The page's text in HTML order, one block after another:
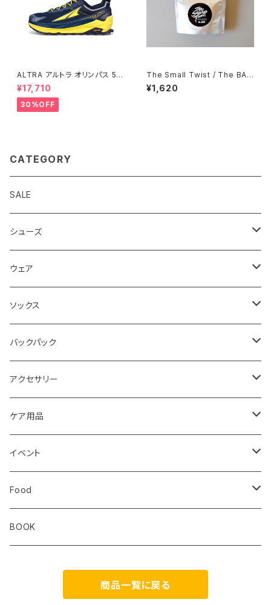
ALTRA アルトラ オリンパス 5
メンズ Navy
¥17,710
30%OFF
The Small Twist / The BAG
- Yatsugatake Salmon Coc
onut Risotto 季節限定商品
¥1,620
CATEGORY
SALE
シューズ
ロード
メンズ
レディス
トレイル
メンズ
レディス
キッズ
ジム トレーニング
ウェア
Teton Bros.
Static
Milestone
Altra
ibex
ULTIMATE DIRECTION
ソックス
Milestone
Drymax
Hiker Trash
OS1st
extremities
STRIDE
バックパック
Ultimate Direction
Teton Bros.
RawLow Mountain Works
Okara
Rab
アクセサリー
Halo Commodity
Extremities
Km4k
Coros
HIKER TRASH
ケア用品
ROD
Correct Toes
Aggressive Design
イベント
Zero Limits in Niseko
Food
The Small Twist
BOOK
商品一覧に戻る